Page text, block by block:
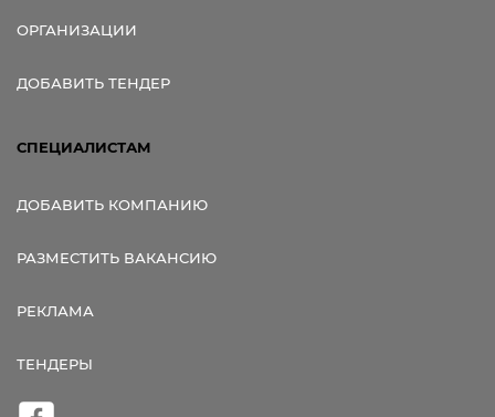
ОРГАНИЗАЦИИ
ДОБАВИТЬ ТЕНДЕР
СПЕЦИАЛИСТАМ
ДОБАВИТЬ КОМПАНИЮ
РАЗМЕСТИТЬ ВАКАНСИЮ
РЕКЛАМА
ТЕНДЕРЫ